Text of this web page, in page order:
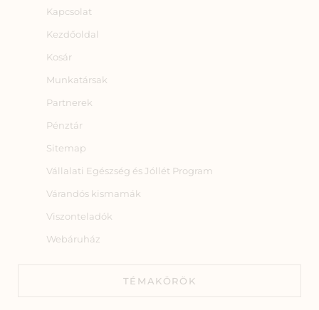
Kapcsolat
Kezdőoldal
Kosár
Munkatársak
Partnerek
Pénztár
Sitemap
Vállalati Egészség és Jóllét Program
Várandós kismamák
Viszonteladók
Webáruház
TÉMAKÖRÖK